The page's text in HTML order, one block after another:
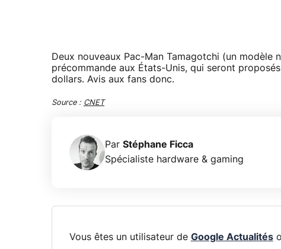
Deux nouveaux Pac-Man Tamagotchi (un
précommande aux États-Unis, qui seront
dollars. Avis aux fans donc.
Source : CNET
Par Stéphane Ficca
Spécialiste hardware & gaming
Vous êtes un utilisateur de Google Actualités